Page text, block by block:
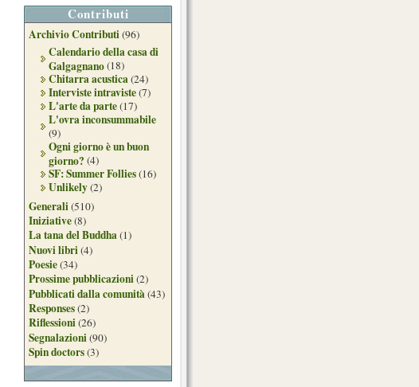
Contributi
Archivio Contributi(96)
Calendario della casa di
Galgagnano(18)
Chitarra acustica(24)
Interviste intraviste(7)
L'arte da parte(17)
L'ovra inconsummabile
(9)
Ogni giorno è un buon
giorno? (4)
SF: Summer Follies(16)
Unlikely(2)
Generali(510)
Iniziative(8)
La tana del Buddha(1)
Nuovi libri(4)
Poesie(34)
Prossime pubblicazioni(2)
Pubblicati dalla comunità(43)
Responses(2)
Riflessioni(26)
Segnalazioni(90)
Spin doctors(3)